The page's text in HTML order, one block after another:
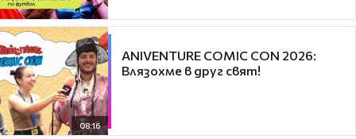
08:16
ANIVENTURE COMIC CON 2026:
Влязохме в друг свят!